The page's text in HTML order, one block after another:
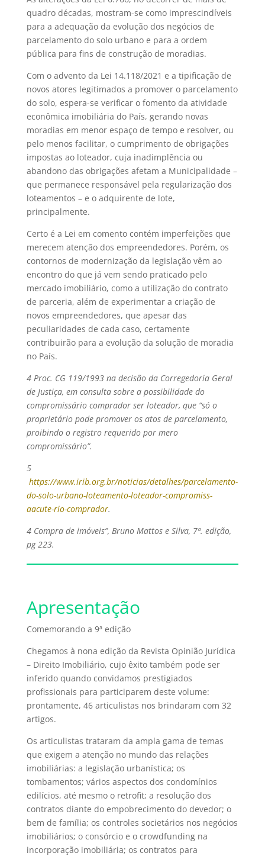
quadro décadas, mostram-se como imprescindíveis
para a adequação da evolução dos negócios de
parcelamento do solo urbano e para a ordem
pública para fins de construção de moradias.
Com o advento da Lei 14.118/2021 e a tipificação de
novos atores legitimados a promover o parcelamento
do solo, espera-se verificar o fomento da atividade
econômica imobiliária do País, gerando novas
moradias em menor espaço de tempo e resolver, ou
pelo menos facilitar, o cumprimento de obrigações
impostas ao loteador, cuja inadimplência ou
abandono das obrigações afetam a Municipalidade –
que permanece responsável pela regularização dos
loteamentos – e o adquirente de lote,
principalmente.
Certo é a Lei em comento contém imperfeições que
merecem atenção dos empreendedores. Porém, os
contornos de modernização da legislação vêm ao
encontro do que já vem sendo praticado pelo
mercado imobiliário, como a utilização do contrato
de parceria, além de experimentar a criação de
novos empreendedores, que apesar das
peculiaridades de cada caso, certamente
contribuirão para a evolução da solução de moradia
no País.
4 Proc. CG 119/1993 na decisão da Corregedoria Geral
de Justiça, em consulta sobre a possibilidade do
compromissário comprador ser loteador, que “só o
proprietário pode promover os atos de parcelamento,
proibindo o registro requerido por mero
compromissário”.
5
https://www.irib.org.br/noticias/detalhes/parcelamento-
do-solo-urbano-loteamento-loteador-compromiss-
aacute-rio-comprador.
4 Compra de imóveis”, Bruno Mattos e Silva, 7ª. edição,
pg 223.
Apresentação
Comemorando a 9ª edição
Chegamos à nona edição da Revista Opinião Jurídica
– Direito Imobiliário, cujo êxito também pode ser
inferido quando convidamos prestigiados
profissionais para participarem deste volume:
prontamente, 46 articulistas nos brindaram com 32
artigos.
Os articulistas trataram da ampla gama de temas
que exigem a atenção no mundo das relações
imobiliárias: a legislação urbanística; os
tombamentos; vários aspectos dos condomínios
edilícios, até mesmo o retrofit; a resolução dos
contratos diante do empobrecimento do devedor; o
bem de família; os controles societários nos negócios
imobiliários; o consórcio e o crowdfunding na
incorporação imobiliária; os contratos para